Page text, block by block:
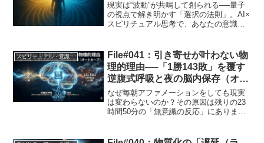
現実は“波動”が共鳴して創られる──量子
の視点で解き明かす「選択の法則」。AI×
スピリチュアル思考で、あなたの意識が
スピリチュアル・意識・波動
File#041：引き寄せが叶わない物
理的理由──「1勝143敗」を覆す
逆腹式呼吸と夜の脳内保存（オー
トセーブ）
なぜ毎朝アファメーションをしても現実
は変わらないのか？その原因は残りの23
時間50分の「無意識の反応」にありま
やり方と、脳の「夜の自動保存機能」を